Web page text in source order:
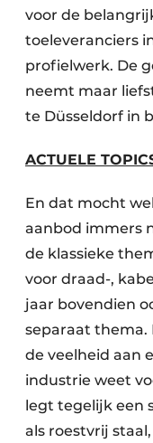
voor de
toeleveranciers
profielwerk. De
neemt maar
te Düsseldorf in
ACTUELE
En dat mocht
aanbod immers
de klassieke
voor draad-,
jaar bovendien
separaat thema.
de veelheid aan
industrie weet
legt tegelijk een
als roestvrij